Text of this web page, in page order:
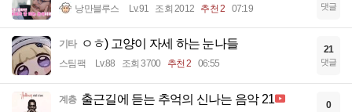
낭만블루스 Lv.91 조회 2012 추천 2 07:19 댓글
기타 ㅇㅎ) 고양이 자세 하는 눈나들
스팀팩 Lv.88 조회 3700 추천 2 06:55
21
댓글
계층 출근길에 듣는 추억의 신나는 음악 21 0